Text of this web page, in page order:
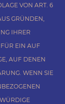
VON ART. 6
GRÜNDEN,
IHRER
EIN AUF
AUF DENEN
WENN SIE